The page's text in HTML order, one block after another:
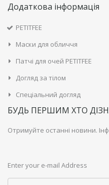
Додаткова інформація
PETITFEE
Маски для обличчя
Патчі для очей PETITFEE
Догляд за тілом
Спеціальний догляд
БУДЬ ПЕРШИМ ХТО
Отримуйте останні новини.
Enter your e-mail Address